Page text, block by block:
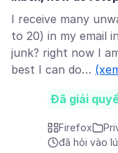
I receive many
to 20) in my email
junk? right now I
best I can do…
Đã giải
Firefox
đã hỏi vào